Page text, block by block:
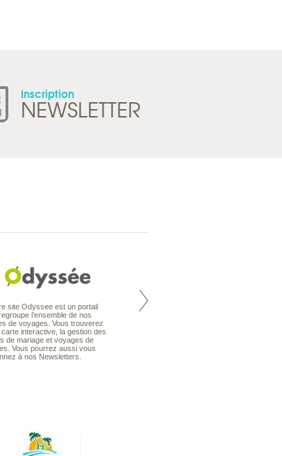
Inscription
NEWSLETTER
site Odyssee est un portail
l’ensemble de nos
de voyages. Vous trouverez
carte interactive, la gestion des
de mariage et voyages de
Vous pourrez aussi vous
à nos Newsletters.
Nouvelle-Zélande à la carte
organise votre séjour en Nouvelle-